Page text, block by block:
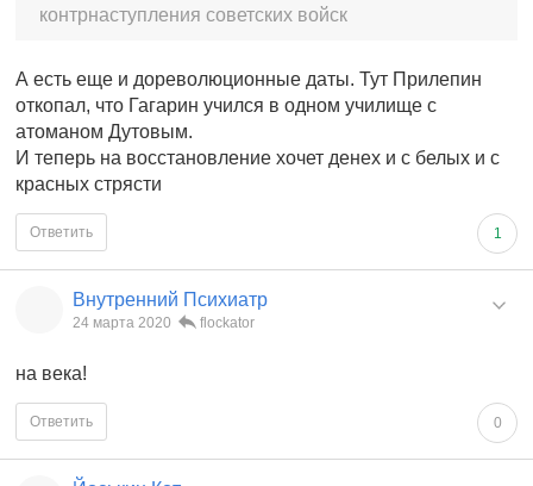
контрнаступления советских войск
А есть еще и дореволюционные даты. Тут Прилепин
откопал, что Гагарин учился в одном училище с
атоманом Дутовым.
И теперь на восстановление хочет денех и с белых и с
красных стрясти
1
Ответить
Внутренний Психиатр
24 марта 2020 flockator
на века!
0
Ответить